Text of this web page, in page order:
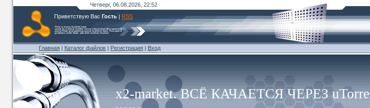
Четверг, 06.08.2026, 22:52
Приветствую Вас Гость | RSS
Главная | Каталог файлов | Регистрация | Вход
x2-market. ВСЁ КАЧАЕТСЯ ЧЕРЕЗ